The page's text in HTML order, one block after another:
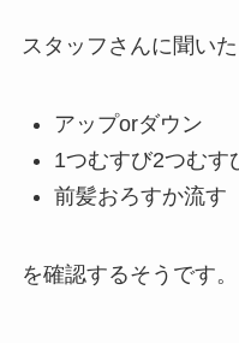
スタッフさんに聞い
アップorダウン
1つむすび2つむす
前髪おろすか流す
を確認するそうです。